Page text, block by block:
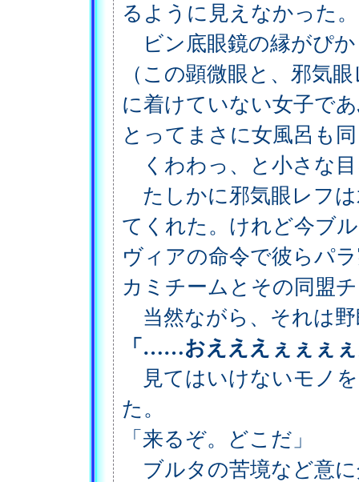
るように見えなかった。
ビン底眼鏡の縁がぴ
（この顕微眼と、邪気
に着けていない女子で
とってまさに女風呂も
くわわっ、と小さな
たしかに邪気眼レフ
てくれた。けれど今ブ
ヴィアの命令で彼らパ
カミチームとその同盟
当然ながら、それは
「……おえええぇぇぇ
見てはいけないモノ
た。
「来るぞ。どこだ」
ブルタの苦境など意